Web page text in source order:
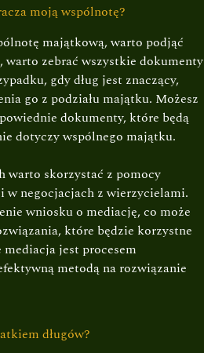
moją wspólnotę?
majątkową, warto podjąć
zebrać wszystkie dokumenty
gdy dług jest znaczący,
go z podziału majątku. Możesz
dokumenty, które będą
dotyczy wspólnego majątku.
warto skorzystać z pomocy
w negocjacjach z wierzycielami.
wniosku o mediację, co może
które będzie korzystne
jest procesem
metodą na rozwiązanie
długów?